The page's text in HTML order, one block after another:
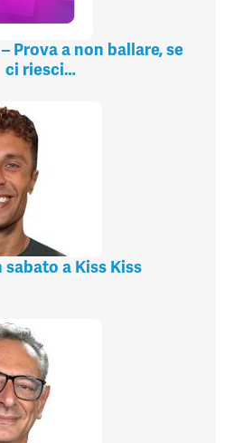
Prova a non ballare, se
ci riesci…
a Kiss Kiss